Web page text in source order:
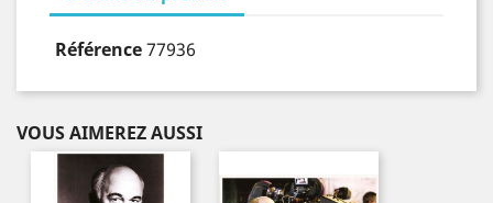
Référence77936
VOUS AIMEREZ AUSSI